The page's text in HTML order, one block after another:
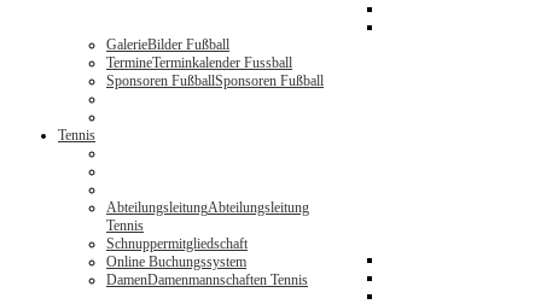
GalerieBilder Fußball
TermineTerminkalender Fussball
Sponsoren FußballSponsoren Fußball
Tennis
AbteilungsleitungAbteilungsleitung
Tennis
Schnuppermitgliedschaft
Online Buchungssystem
DamenDamenmannschaften Tennis